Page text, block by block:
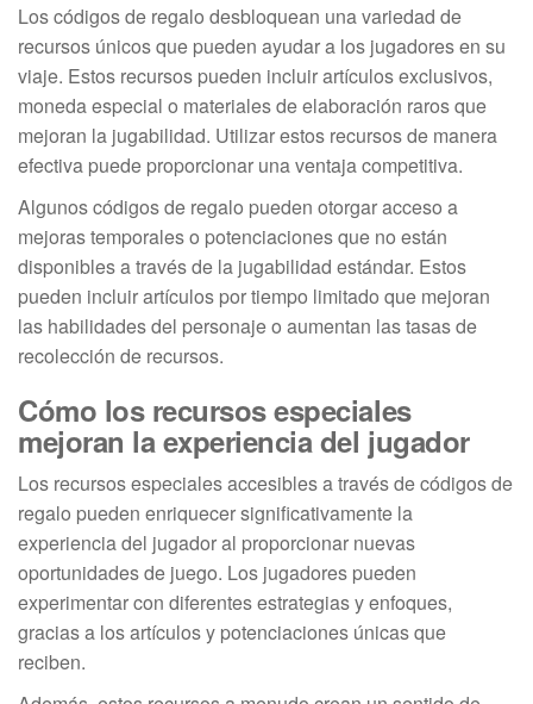
Los códigos de regalo desbloquean una variedad de
recursos únicos que pueden ayudar a los jugadores en su
viaje. Estos recursos pueden incluir artículos exclusivos,
moneda especial o materiales de elaboración raros que
mejoran la jugabilidad. Utilizar estos recursos de manera
efectiva puede proporcionar una ventaja competitiva.
Algunos códigos de regalo pueden otorgar acceso a
mejoras temporales o potenciaciones que no están
disponibles a través de la jugabilidad estándar. Estos
pueden incluir artículos por tiempo limitado que mejoran
las habilidades del personaje o aumentan las tasas de
recolección de recursos.
Cómo los recursos especiales
mejoran la experiencia del jugador
Los recursos especiales accesibles a través de códigos de
regalo pueden enriquecer significativamente la
experiencia del jugador al proporcionar nuevas
oportunidades de juego. Los jugadores pueden
experimentar con diferentes estrategias y enfoques,
gracias a los artículos y potenciaciones únicas que
reciben.